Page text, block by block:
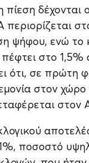
δέχονται
ψήφου, ενώ το
στο 1,5%
ότι, σε πρώτη
στον
στον
ποσοστό